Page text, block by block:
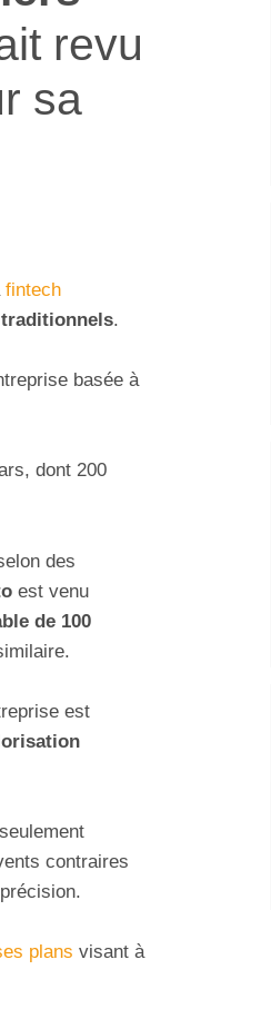
revu
sa
fintech
.
basée à
dont 200
des
est venu
de 100
est
contraires
plans visant à